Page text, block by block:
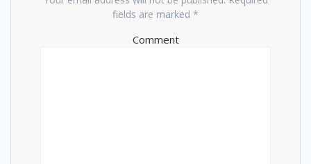
fields are marked *
Comment